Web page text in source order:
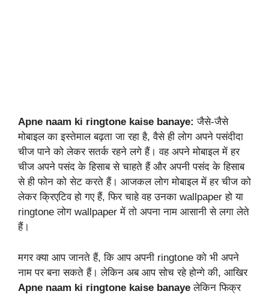
Apne naam ki ringtone kaise banaye: जैसे-जैसे
मोबाइल का इस्तेमाल बढ़ता जा रहा है, वैसे ही लोग अपने पसंदीदा
चीज पाने को लेकर सतर्क रहने लगे हैं। वह अपने मोबाइल में हर
चीज अपने पसंद के हिसाब से चाहते हैं और अपनी पसंद के हिसाब
से ही फोन को सेट करते हैं। आजकल लोग मोबाइल में हर चीज को
लेकर क्रिएटिव हो गए हैं, फिर चाहे वह उनका wallpaper हो या
ringtone लोग wallpaper में तो अपना नाम आसानी से लगा लेते
हैं।
मगर क्या आप जानते हैं, कि आप अपनी ringtone को भी अपने
नाम पर बना सकते हैं। लेकिन अब आप सोच रहे होन्गे की, आखिर
Apne naam ki ringtone kaise banayeलेकिन फिक्र